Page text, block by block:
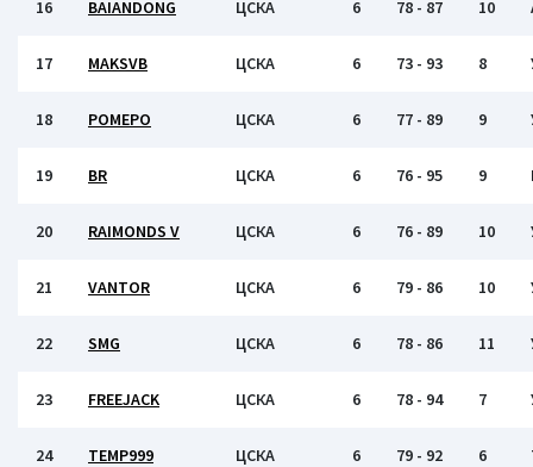
16 BAIANDONG ЦСКА 6 78 - 87 10
17 MAKSVB ЦСКА 6 73 - 93 8
18 РОМЕРО ЦСКА 6 77 - 89 9
19 BR ЦСКА 6 76 - 95 9
20 RAIMONDS V ЦСКА 6 76 - 89 10
21 VANTOR ЦСКА 6 79 - 86 10
22 SMG ЦСКА 6 78 - 86 11
23 FREEJACK ЦСКА 6 78 - 94 7
24 TEMP999 ЦСКА 6 79 - 92 6